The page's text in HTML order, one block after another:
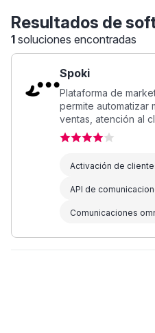
Resultados de
1 soluciones encontradas
Spoki
Plataforma de
permite automatizar
ventas, atención al
Activación de
API de
Comunicaciones